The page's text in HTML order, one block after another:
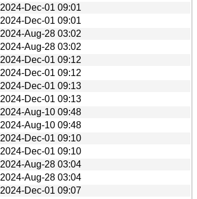
2024-Dec-01 09:01
2024-Dec-01 09:01
2024-Aug-28 03:02
2024-Aug-28 03:02
2024-Dec-01 09:12
2024-Dec-01 09:12
2024-Dec-01 09:13
2024-Dec-01 09:13
2024-Aug-10 09:48
2024-Aug-10 09:48
2024-Dec-01 09:10
2024-Dec-01 09:10
2024-Aug-28 03:04
2024-Aug-28 03:04
2024-Dec-01 09:07